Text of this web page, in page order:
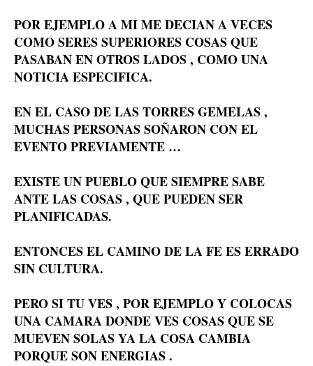
POR EJEMPLO A MI ME DECIAN A VECES
COMO SERES SUPERIORES COSAS QUE
PASABAN EN OTROS LADOS , COMO UNA
NOTICIA ESPECIFICA.
EN EL CASO DE LAS TORRES GEMELAS ,
MUCHAS PERSONAS SOÑARON CON EL
EVENTO PREVIAMENTE …
EXISTE UN PUEBLO QUE SIEMPRE SABE
ANTE LAS COSAS , QUE PUEDEN SER
PLANIFICADAS.
ENTONCES EL CAMINO DE LA FE ES ERRADO
SIN CULTURA.
PERO SI TU VES , POR EJEMPLO Y COLOCAS
UNA CAMARA DONDE VES COSAS QUE SE
MUEVEN SOLAS YA LA COSA CAMBIA
PORQUE SON ENERGIAS .